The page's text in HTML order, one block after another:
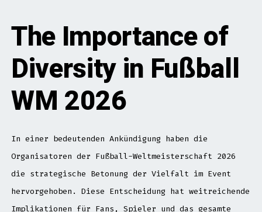
The Importance of
Diversity in Fußball
WM 2026
In einer bedeutenden Ankündigung haben die
Organisatoren der Fußball-Weltmeisterschaft 2026
die strategische Betonung der Vielfalt im Event
hervorgehoben. Diese Entscheidung hat weitreichende
Implikationen für Fans, Spieler und das gesamte